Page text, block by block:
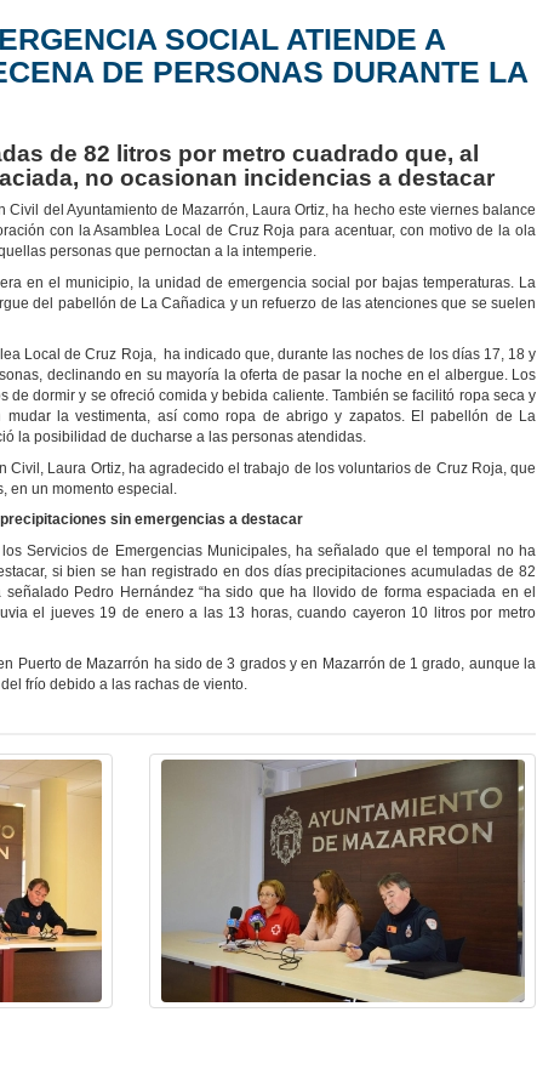
SOCIAL ATIENDE A
DE PERSONAS DURANTE LA
de 82 litros por metro cuadrado que, al
no ocasionan incidencias a destacar
Civil del Ayuntamiento de Mazarrón, Laura Ortiz, ha hecho este viernes balance
con la Asamblea Local de Cruz Roja para acentuar, con motivo de la ola
personas que pernoctan a la intemperie.
en el municipio, la unidad de emergencia social por bajas temperaturas. La
del pabellón de La Cañadica y un refuerzo de las atenciones que se suelen
Local de Cruz Roja, ha indicado que, durante las noches de los días 17, 18 y
declinando en su mayoría la oferta de pasar la noche en el albergue. Los
de dormir y se ofreció comida y bebida caliente. También se facilitó ropa seca y
la vestimenta, así como ropa de abrigo y zapatos. El pabellón de La
la posibilidad de ducharse a las personas atendidas.
Civil, Laura Ortiz, ha agradecido el trabajo de los voluntarios de Cruz Roja, que
en un momento especial.
sin emergencias a destacar
Servicios de Emergencias Municipales, ha señalado que el temporal no ha
si bien se han registrado en dos días precipitaciones acumuladas de 82
señalado Pedro Hernández “ha sido que ha llovido de forma espaciada en el
el jueves 19 de enero a las 13 horas, cuando cayeron 10 litros por metro
Puerto de Mazarrón ha sido de 3 grados y en Mazarrón de 1 grado, aunque la
frío debido a las rachas de viento.